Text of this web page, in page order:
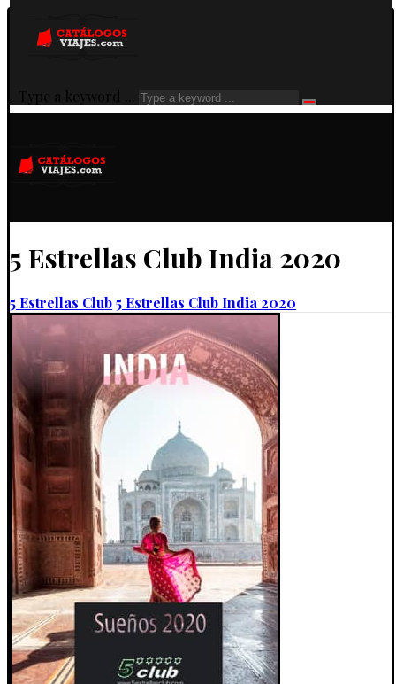
Type a keyword ...
5 Estrellas Club India 2020
5 Estrellas Club5 Estrellas Club India 2020